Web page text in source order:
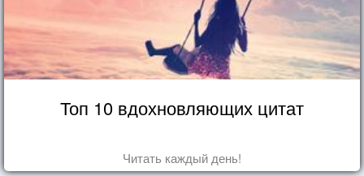
Топ 10 вдохновляющих цитат
Читать каждый день!